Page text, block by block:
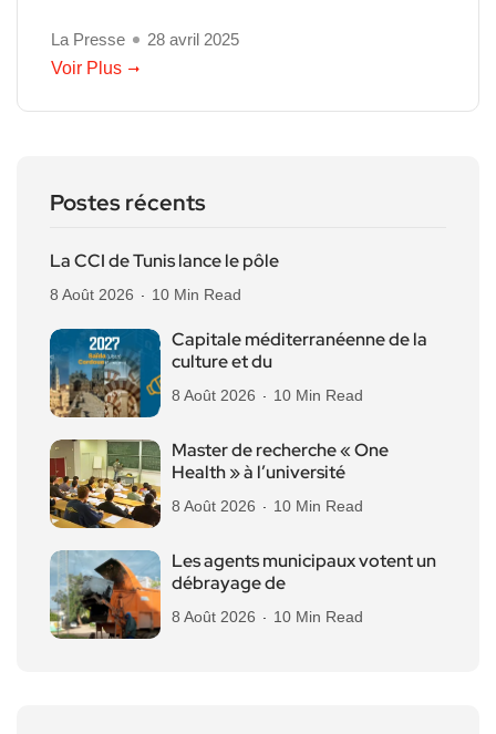
La Presse
28 avril 2025
Voir Plus
Postes récents
La CCI de Tunis lance le pôle
8 Août 2026 10 Min Read
Capitale méditerranéenne de la
culture et du
8 Août 2026 10 Min Read
Master de recherche « One
Health » à l’université
8 Août 2026 10 Min Read
Les agents municipaux votent un
débrayage de
8 Août 2026 10 Min Read